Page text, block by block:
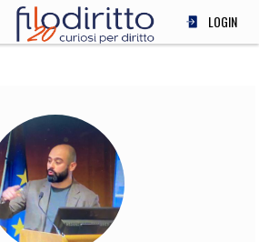
LOGIN
SOCIETÀ
MEDICINA
SCIENZA
STORIA E FILOSOFIA
INNOVAZIONE